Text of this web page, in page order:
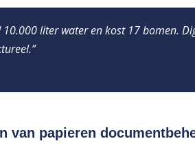
liter water en kost 17 bomen.
van papieren